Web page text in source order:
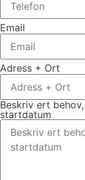
Email
Adress + Ort
Beskriv ert
startdatum